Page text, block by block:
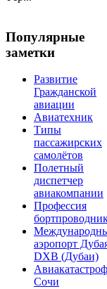
Популярные
заметки
Развитие
Гражданской
авиации
Авиатехник
Типы
пассажирских
самолётов
Полетный
диспетчер
авиакомпании
Профессия
аэропорт
DXB (Дубаи)
Сочи